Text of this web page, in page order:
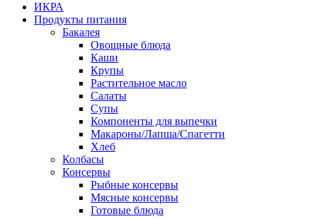
ИКРА
Продукты питания
Бакалея
Овощные блюда
Каши
Крупы
Растительное масло
Салаты
Супы
Компоненты для выпечки
Макароны/Лапша/Спагетти
Хлеб
Колбасы
Консервы
Рыбные консервы
Мясные консервы
Готовые блюда